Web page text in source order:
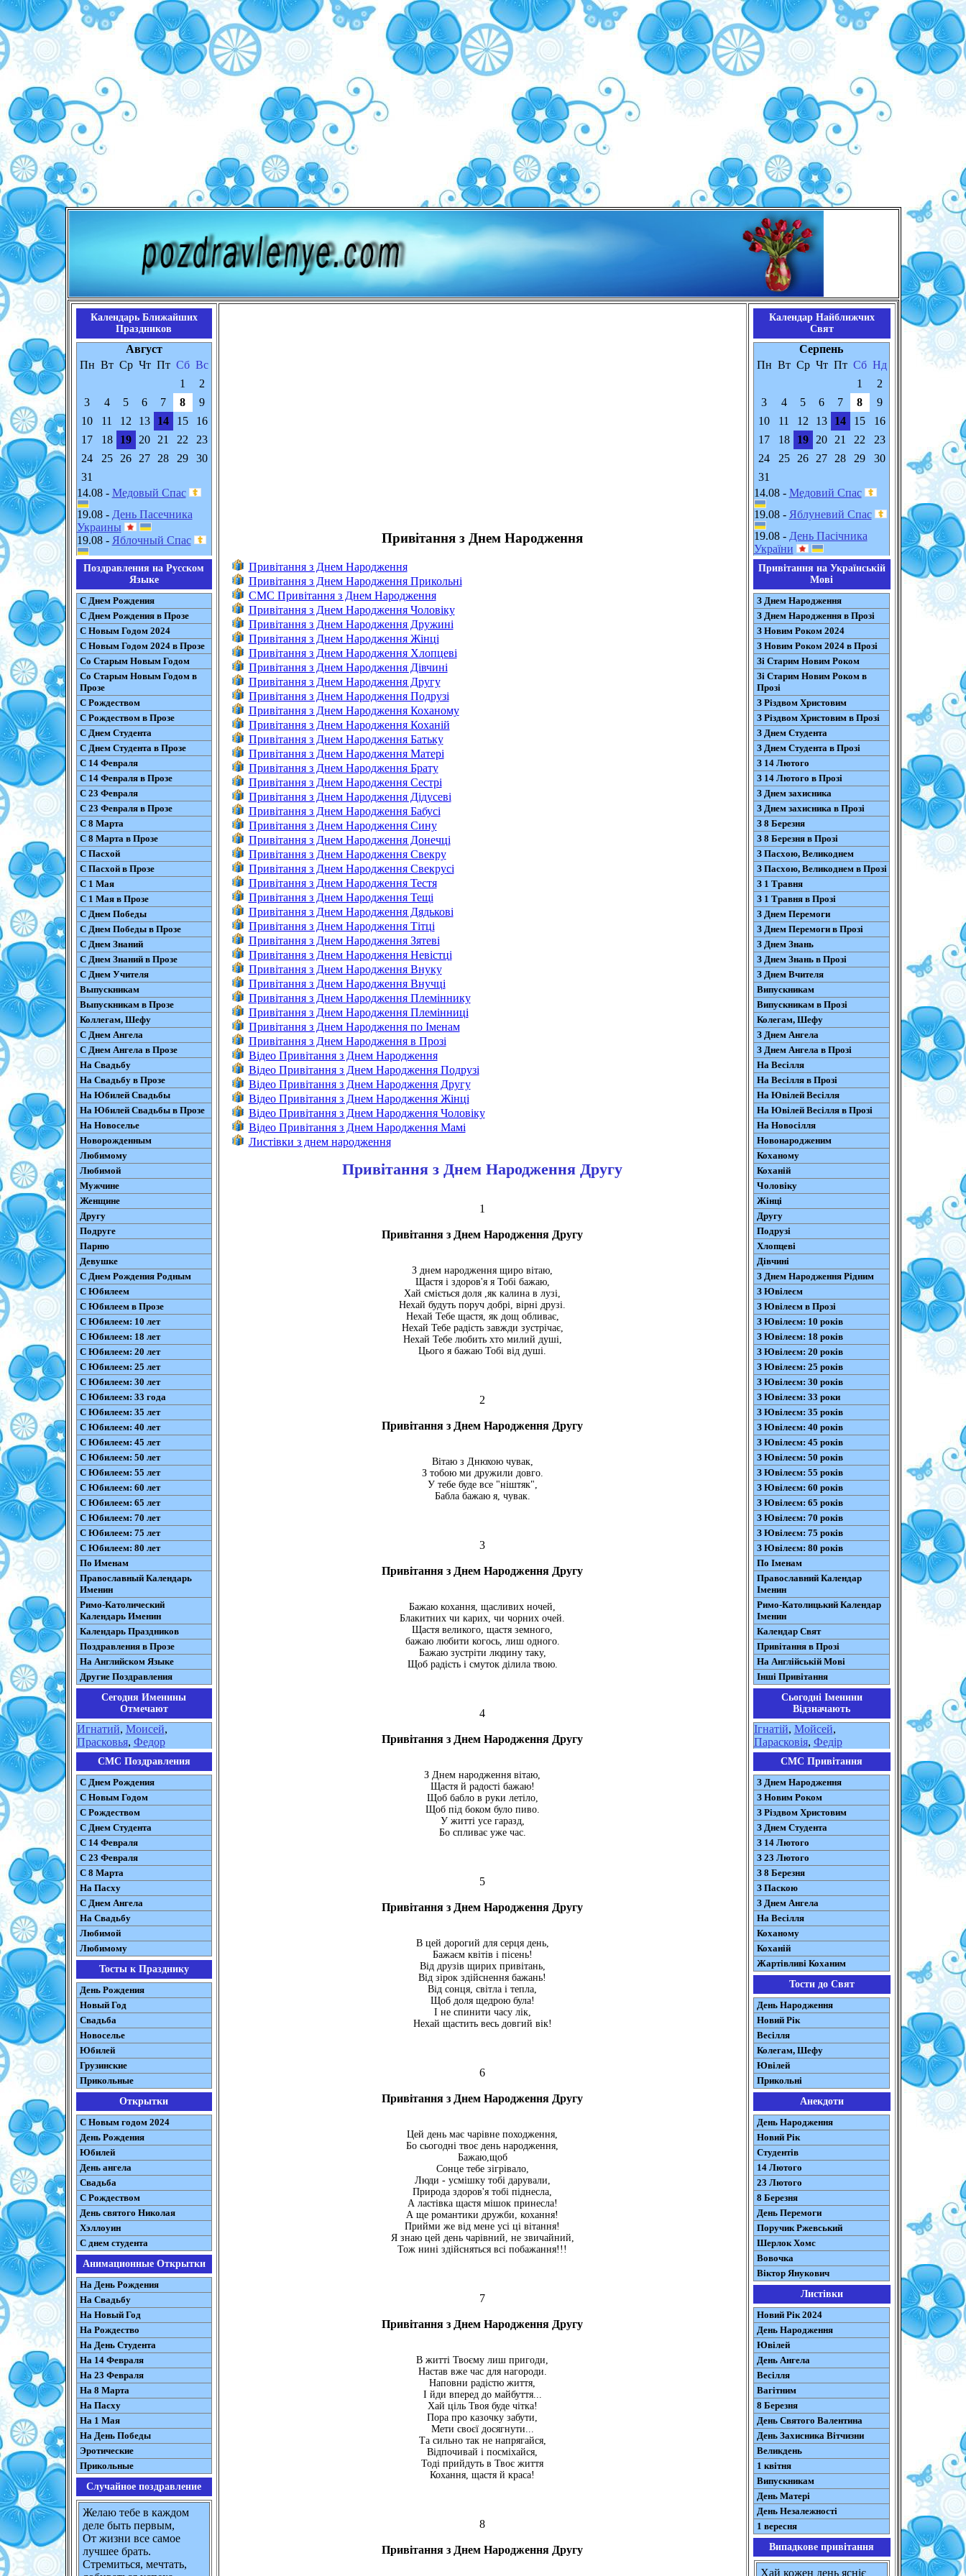
Календарь Ближайших
Праздников
Август
Пн Вт Ср Чт Пт Сб Вс
1
2
3
4 5 6 7 8
9
10
11 12 13 14 15
16
17
18 19 20 21 22
23
24
25 26 27 28 29
30
31
14.08 - Медовый Спас
19.08 - День Пасечника
Украины
19.08 - Яблочный Спас
Поздравления на Русском
Языке
С Днем Рождения
С Днем Рождения в Прозе
С Новым Годом 2024
С Новым Годом 2024 в Прозе
Со Старым Новым Годом
Со Старым Новым Годом в
Прозе
С Рождеством
С Рождеством в Прозе
С Днем Студента
С Днем Студента в Прозе
С 14 Февраля
С 14 Февраля в Прозе
С 23 Февраля
С 23 Февраля в Прозе
С 8 Марта
С 8 Марта в Прозе
С Пасхой
С Пасхой в Прозе
С 1 Мая
С 1 Мая в Прозе
С Днем Победы
С Днем Победы в Прозе
С Днем Знаний
С Днем Знаний в Прозе
С Днем Учителя
Выпускникам
Выпускникам в Прозе
Коллегам, Шефу
С Днем Ангела
С Днем Ангела в Прозе
На Свадьбу
На Свадьбу в Прозе
На Юбилей Свадьбы
На Юбилей Свадьбы в Прозе
На Новоселье
Новорожденным
Любимому
Любимой
Мужчине
Женщине
Другу
Подруге
Парню
Девушке
С Днем Рождения Родным
С Юбилеем
С Юбилеем в Прозе
С Юбилеем: 10 лет
С Юбилеем: 18 лет
С Юбилеем: 20 лет
С Юбилеем: 25 лет
С Юбилеем: 30 лет
С Юбилеем: 33 года
С Юбилеем: 35 лет
С Юбилеем: 40 лет
С Юбилеем: 45 лет
С Юбилеем: 50 лет
С Юбилеем: 55 лет
С Юбилеем: 60 лет
С Юбилеем: 65 лет
С Юбилеем: 70 лет
С Юбилеем: 75 лет
С Юбилеем: 80 лет
По Именам
Православный Календарь
Именин
Римо-Католический
Календарь Именин
Календарь Праздников
Поздравления в Прозе
На Английском Языке
Другие Поздравления
Сегодня Именины
Отмечают
Игнатий, Моисей,
Прасковья, Федор
СМС Поздравления
С Днем Рождения
С Новым Годом
С Рождеством
C Днем Студента
С 14 Февраля
С 23 Февраля
С 8 Марта
На Пасху
C Днем Ангела
На Свадьбу
Любимой
Любимому
Тосты к Празднику
День Рождения
Новый Год
Свадьба
Новоселье
Юбилей
Грузинские
Прикольные
Открытки
С Новым годом 2024
День Рождения
Юбилей
День ангела
Свадьба
С Рождеством
День святого Николая
Хэллоуин
С днем студента
Анимационные Открытки
На День Рождения
На Свадьбу
На Новый Год
На Рождество
На День Студента
На 14 Февраля
На 23 Февраля
На 8 Марта
На Пасху
На 1 Мая
На День Победы
Эротические
Прикольные
Случайное поздравление
Желаю тебе в каждом
деле быть первым,
От жизни все самое
лучшее брать.
Стремиться, мечтать,
Привітання з Днем Народження
Привітання з Днем Народження
Привітання з Днем Народження Прикольні
CMC Привітання з Днем Народження
Привітання з Днем Народження Чоловіку
Привітання з Днем Народження Дружині
Привітання з Днем Народження Жінці
Привітання з Днем Народження Хлопцеві
Привітання з Днем Народження Дівчині
Привітання з Днем Народження Другу
Привітання з Днем Народження Подрузі
Привітання з Днем Народження Коханому
Привітання з Днем Народження Коханій
Привітання з Днем Народження Батьку
Привітання з Днем Народження Матері
Привітання з Днем Народження Брату
Привітання з Днем Народження Сестрі
Привітання з Днем Народження Дідусеві
Привітання з Днем Народження Бабусі
Привітання з Днем Народження Сину
Привітання з Днем Народження Донечці
Привітання з Днем Народження Свекру
Привітання з Днем Народження Свекрусі
Привітання з Днем Народження Тестя
Привітання з Днем Народження Тещі
Привітання з Днем Народження Дядькові
Привітання з Днем Народження Тітці
Привітання з Днем Народження Зятеві
Привітання з Днем Народження Невістці
Привітання з Днем Народження Внуку
Привітання з Днем Народження Внучці
Привітання з Днем Народження Племіннику
Привітання з Днем Народження Племінниці
Привітання з Днем Народження по Іменам
Привітання з Днем Народження в Прозі
Відео Привітання з Днем Народження
Відео Привітання з Днем Народження Подрузі
Відео Привітання з Днем Народження Другу
Відео Привітання з Днем Народження Жінці
Відео Привітання з Днем Народження Чоловіку
Відео Привітання з Днем Народження Мамі
Листівки з днем народження
Привітання з Днем Народження Другу
1
Привітання з Днем Народження Другу
З днем народження щиро вітаю,
Щастя і здоров'я я Тобі бажаю,
Хай сміється доля ,як калина в лузі,
Нехай будуть поруч добрі, вірні друзі.
Нехай Тебе щастя, як дощ обливає,
Нехай Тебе радість завжди зустрічає,
Нехай Тебе любить хто милий душі,
Цього я бажаю Тобі від душі.
2
Привітання з Днем Народження Другу
Вітаю з Днюхою чувак,
З тобою ми дружили довго.
У тебе буде все "ніштяк",
Бабла бажаю я, чувак.
3
Привітання з Днем Народження Другу
Бажаю кохання, щасливих ночей,
Блакитних чи карих, чи чорних очей.
Щастя великого, щастя земного,
бажаю любити когось, лиш одного.
Бажаю зустріти людину таку,
Щоб радість і смуток ділила твою.
4
Привітання з Днем Народження Другу
З Днем народження вітаю,
Щастя й радості бажаю!
Щоб бабло в руки летіло,
Щоб під боком було пиво.
У житті усе гаразд,
Бо спливає уже час.
5
Привітання з Днем Народження Другу
В цей дорогий для серця день,
Бажаєм квітів і пісень!
Від друзів щирих привітань,
Від зірок здійснення бажань!
Від сонця, світла і тепла,
Щоб доля щедрою була!
І не спинити часу лік,
Нехай щастить весь довгий вік!
6
Привітання з Днем Народження Другу
Цей день має чарівне походження,
Бо сьогодні твоє день народження,
Бажаю,щоб
Сонце тебе зігрівало,
Люди - усмішку тобі дарували,
Природа здоров'я тобі піднесла,
А ластівка щастя мішок принесла!
А ще романтики дружби, кохання!
Прийми же від мене усі ці вітання!
Я знаю цей день чарівний, не звичайний,
Тож нині здійсняться всі побажання!!!
7
Привітання з Днем Народження Другу
В житті Твоєму лиш пригоди,
Настав вже час для нагороди.
Наповни радістю життя,
І йди вперед до майбуття...
Хай ціль Твоя буде чітка!
Пора про казочку забути,
Мети своєї досягнути...
Та сильно так не напрягайся,
Відпочивай і посміхайся,
Тоді прийдуть в Твоє життя
Кохання, щастя й краса!
8
Привітання з Днем Народження Другу
Календар Найближчих
Свят
Серпень
Пн Вт Ср Чт Пт Сб Нд
1
2
3
4 5 6 7 8
9
10
11 12 13 14 15
16
17
18 19 20 21 22
23
24
25 26 27 28 29
30
31
14.08 - Медовий Спас
19.08 - Яблуневий Спас
19.08 - День Пасічника
України
Привітання на Українській
Мові
З Днем Народження
З Днем Народження в Прозі
З Новим Роком 2024
З Новим Роком 2024 в Прозі
Зі Старим Новим Роком
Зі Старим Новим Роком в
Прозі
З Різдвом Христовим
З Різдвом Христовим в Прозі
З Днем Студента
З Днем Студента в Прозі
З 14 Лютого
З 14 Лютого в Прозі
З Днем захисника
З Днем захисника в Прозі
З 8 Березня
З 8 Березня в Прозі
З Пасхою, Великоднем
З Пасхою, Великоднем в Прозі
З 1 Травня
З 1 Травня в Прозі
З Днем Перемоги
З Днем Перемоги в Прозі
З Днем Знань
З Днем Знань в Прозі
З Днем Вчителя
Випускникам
Випускникам в Прозі
Колегам, Шефу
З Днем Ангела
З Днем Ангела в Прозі
На Весілля
На Весілля в Прозі
На Ювілей Весілля
На Ювілей Весілля в Прозі
На Новосілля
Новонародженим
Коханому
Коханій
Чоловіку
Жінці
Другу
Подрузі
Хлопцеві
Дівчині
З Днем Народження Рідним
З Ювілеєм
З Ювілеєм в Прозі
З Ювілеєм: 10 років
З Ювілеєм: 18 років
З Ювілеєм: 20 років
З Ювілеєм: 25 років
З Ювілеєм: 30 років
З Ювілеєм: 33 роки
З Ювілеєм: 35 років
З Ювілеєм: 40 років
З Ювілеєм: 45 років
З Ювілеєм: 50 років
З Ювілеєм: 55 років
З Ювілеєм: 60 років
З Ювілеєм: 65 років
З Ювілеєм: 70 років
З Ювілеєм: 75 років
З Ювілеєм: 80 років
По Іменам
Православний Календар
Іменин
Римо-Католицький Календар
Іменин
Календар Свят
Привітання в Прозі
На Англійській Мові
Інші Привітання
Сьогодні Іменини
Відзначають
Ігнатій, Мойсей,
Парасковія, Федір
СМС Привітання
З Днем Народження
З Новим Роком
З Різдвом Христовим
З Днем Студента
З 14 Лютого
З 23 Лютого
З 8 Березня
З Паскою
З Днем Ангела
На Весілля
Коханому
Коханій
Жартівливі Коханим
Тости до Свят
День Народження
Новий Рік
Весілля
Колегам, Шефу
Ювілей
Прикольні
Анекдоти
День Народження
Новий Рік
Студентів
14 Лютого
23 Лютого
8 Березня
День Перемоги
Поручик Ржевський
Шерлок Хомс
Вовочка
Віктор Янукович
Листівки
Новий Рік 2024
День Народження
Ювілей
День Ангела
Весілля
Вагітним
8 Березня
День Святого Валентина
День Захисника Вітчизни
Великдень
1 квітня
Випускникам
День Матері
День Незалежності
1 вересня
Випадкове привітання
Хай кожен день ясніє